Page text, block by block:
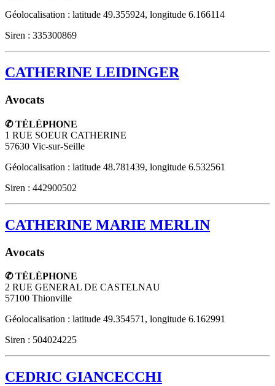
Géolocalisation : latitude 49.355924, longitude 6.166114
Siren : 335300869
CATHERINE LEIDINGER
Avocats
✆ TÉLÉPHONE
1 RUE SOEUR CATHERINE
57630 Vic-sur-Seille
Géolocalisation : latitude 48.781439, longitude 6.532561
Siren : 442900502
CATHERINE MARIE MERLIN
Avocats
✆ TÉLÉPHONE
2 RUE GENERAL DE CASTELNAU
57100 Thionville
Géolocalisation : latitude 49.354571, longitude 6.162991
Siren : 504024225
CEDRIC GIANCECCHI